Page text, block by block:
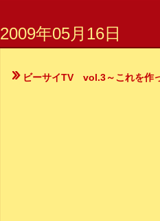
2009年05月16日
ビーサイTV vol.3～これを作